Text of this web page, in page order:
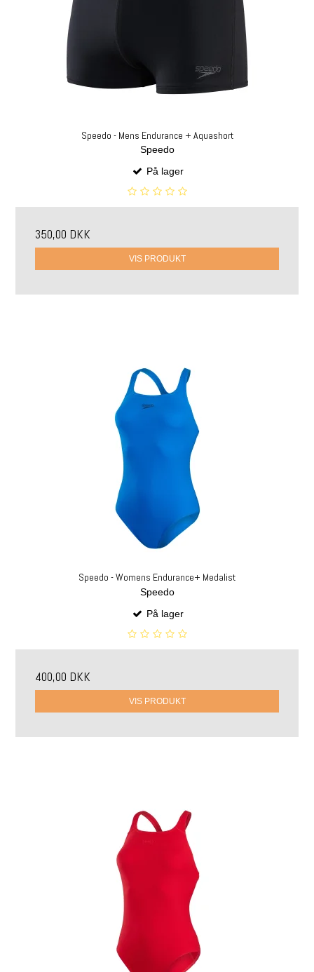
Speedo - Mens Endurance + Aquashort
Speedo
På lager
350,00 DKK
VIS PRODUKT
Speedo - Womens Endurance+ Medalist
Speedo
På lager
400,00 DKK
VIS PRODUKT